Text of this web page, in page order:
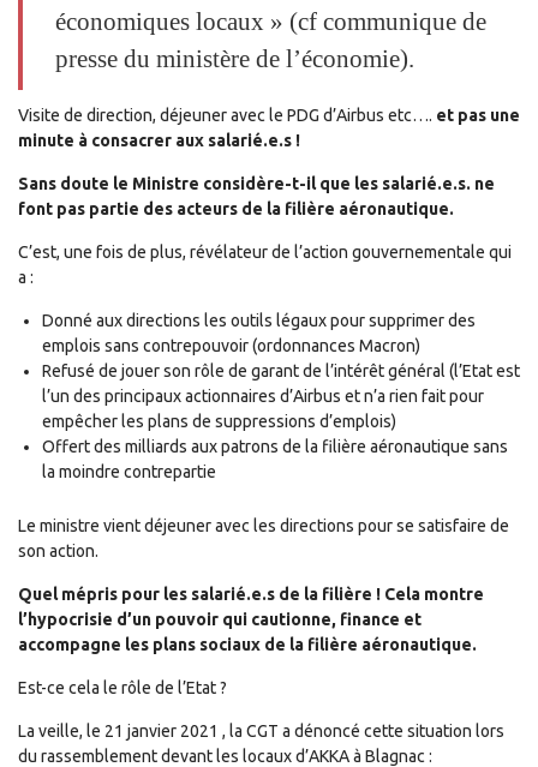
économiques locaux » (cf communique de
presse du ministère de l’économie).
Visite de direction, déjeuner avec le PDG d’Airbus etc…. et pas une
minute à consacrer aux salarié.e.s !
Sans doute le Ministre considère-t-il que les salarié.e.s. ne
font pas partie des acteurs de la filière aéronautique.
C’est, une fois de plus, révélateur de l’action gouvernementale qui
a :
Donné aux directions les outils légaux pour supprimer des
emplois sans contrepouvoir (ordonnances Macron)
Refusé de jouer son rôle de garant de l’intérêt général (l’Etat est
l’un des principaux actionnaires d’Airbus et n’a rien fait pour
empêcher les plans de suppressions d’emplois)
Offert des milliards aux patrons de la filière aéronautique sans
la moindre contrepartie
Le ministre vient déjeuner avec les directions pour se satisfaire de
son action.
Quel mépris pour les salarié.e.s de la filière ! Cela montre
l’hypocrisie d’un pouvoir qui cautionne, finance et
accompagne les plans sociaux de la filière aéronautique.
Est-ce cela le rôle de l’Etat ?
La veille, le 21 janvier 2021 , la CGT a dénoncé cette situation lors
du rassemblement devant les locaux d’AKKA à Blagnac :